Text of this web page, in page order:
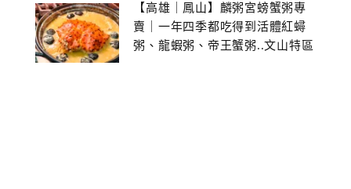
【高雄｜鳳山】麟粥宮螃蟹粥專
賣｜一年四季都吃得到活體紅蟳
粥、龍蝦粥、帝王蟹粥..文山特區